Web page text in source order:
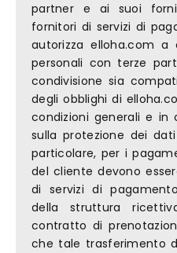
partner e ai suoi
fornitori di servizi di
autorizza elloha.com
personali con terze
condivisione sia
degli obblighi di
condizioni generali e
sulla protezione dei
particolare, per i
del cliente devono
di servizi di
della struttura
contratto di
che tale trasferimento